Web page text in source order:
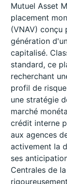
Mutuel Asset
placement
(VNAV) conçu
génération
capitalisé.
standard, ce
recherchant
profil de
une stratégie
marché
crédit interne
aux agences
activement la
ses
Centrales de